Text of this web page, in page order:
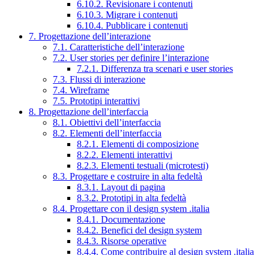
6.10.2. Revisionare i contenuti
6.10.3. Migrare i contenuti
6.10.4. Pubblicare i contenuti
7. Progettazione dell’interazione
7.1. Caratteristiche dell’interazione
7.2. User stories per definire l’interazione
7.2.1. Differenza tra scenari e user stories
7.3. Flussi di interazione
7.4. Wireframe
7.5. Prototipi interattivi
8. Progettazione dell’interfaccia
8.1. Obiettivi dell’interfaccia
8.2. Elementi dell’interfaccia
8.2.1. Elementi di composizione
8.2.2. Elementi interattivi
8.2.3. Elementi testuali (microtesti)
8.3. Progettare e costruire in alta fedeltà
8.3.1. Layout di pagina
8.3.2. Prototipi in alta fedeltà
8.4. Progettare con il design system .italia
8.4.1. Documentazione
8.4.2. Benefici del design system
8.4.3. Risorse operative
8.4.4. Come contribuire al design system .italia